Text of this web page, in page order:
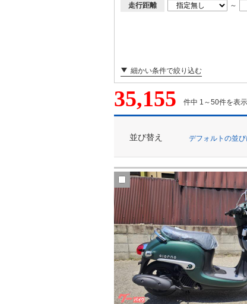
走行距離
～
細かい条件で絞り込む
35,155 件中 1～50件を表示
並び替え デフォルトの並